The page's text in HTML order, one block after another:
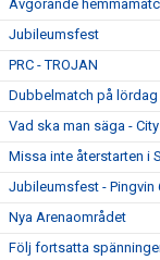
Avgörande
Jubileumsfest
PRC - TROJAN
Dubbelmatch på lördag
Vad ska man säga -
Missa inte återstarten i
Jubileumsfest - Pingvin
Nya Arenaområdet
Följ fortsatta